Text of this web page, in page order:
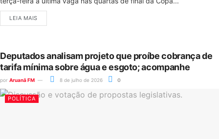
LEIA MAIS
Deputados analisam projeto que proíbe cobrança de
tarifa mínima sobre água e esgoto; acompanhe
por Aruanã FM 8 de julho de 2026 0
POLÍTICA